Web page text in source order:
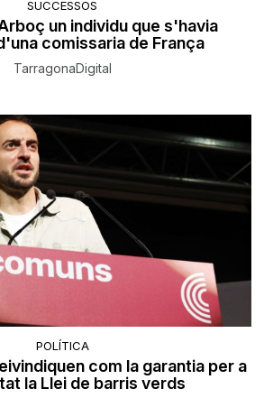
SUCCESSOS
un individu que s'havia
comissaria de França
TarragonaDigital
POLÍTICA
com la garantia per a
la Llei de barris verds